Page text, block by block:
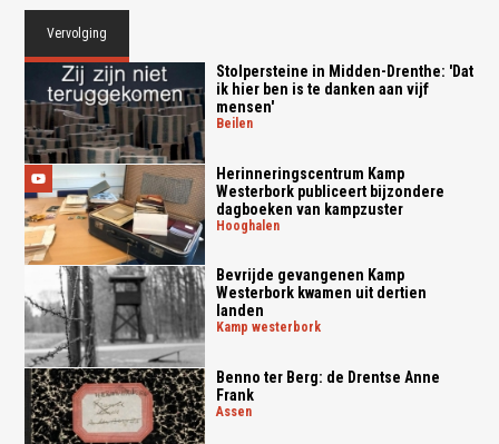
Vervolging
Stolpersteine in Midden-Drenthe: 'Dat
ik hier ben is te danken aan vijf
mensen'
beilen
Herinneringscentrum Kamp
Westerbork publiceert bijzondere
dagboeken van kampzuster
hooghalen
Bevrijde gevangenen Kamp
Westerbork kwamen uit dertien
landen
kamp westerbork
Benno ter Berg: de Drentse Anne
Frank
assen